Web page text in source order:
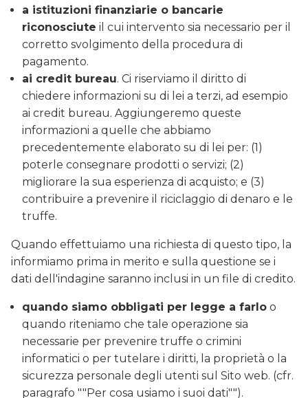
a istituzioni finanziarie o bancarie
riconosciute il cui intervento sia necessario per il
corretto svolgimento della procedura di
pagamento.
ai credit bureau. Ci riserviamo il diritto di
chiedere informazioni su di lei a terzi, ad esempio
ai credit bureau. Aggiungeremo queste
informazioni a quelle che abbiamo
precedentemente elaborato su di lei per: (1)
poterle consegnare prodotti o servizi; (2)
migliorare la sua esperienza di acquisto; e (3)
contribuire a prevenire il riciclaggio di denaro e le
truffe.
Quando effettuiamo una richiesta di questo tipo, la
informiamo prima in merito e sulla questione se i
dati dell'indagine saranno inclusi in un file di credito.
quando siamo obbligati per legge a farlo o
quando riteniamo che tale operazione sia
necessarie per prevenire truffe o crimini
informatici o per tutelare i diritti, la proprietà o la
sicurezza personale degli utenti sul Sito web. (cfr.
paragrafo ""Per cosa usiamo i suoi dati"").